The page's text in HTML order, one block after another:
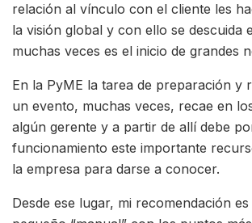
relación al vínculo con el cliente les
la visión global y con ello se descuida
muchas veces es el inicio de grandes
En la PyME la tarea de preparación y
un evento, muchas veces, recae en
algún gerente y a partir de allí debe
funcionamiento este importante
la empresa para darse a conocer.
Desde ese lugar, mi recomendación